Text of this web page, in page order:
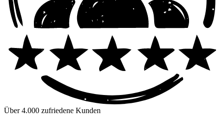
Über 4.000 zufriedene Kunden